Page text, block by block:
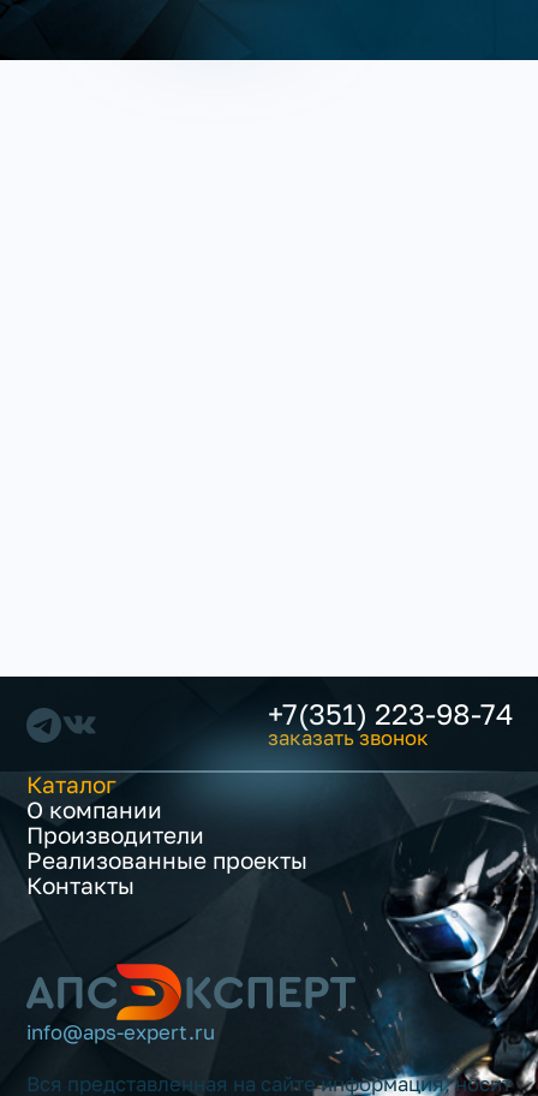
+7(351) 223-98-74
заказать звонок
Каталог
О компании
Производители
Реализованные проекты
Контакты
info@aps-expert.ru
Вся представленная на сайте информация, носит